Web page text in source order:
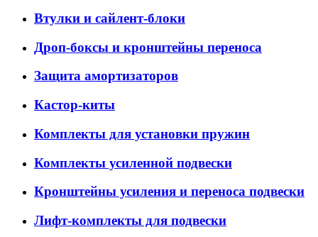
Втулки и сайлент-блоки
Дроп-боксы и кронштейны переноса
Защита амортизаторов
Кастор-киты
Комплекты для установки пружин
Комплекты усиленной подвески
Кронштейны усиления и переноса подвески
Лифт-комплекты для подвески